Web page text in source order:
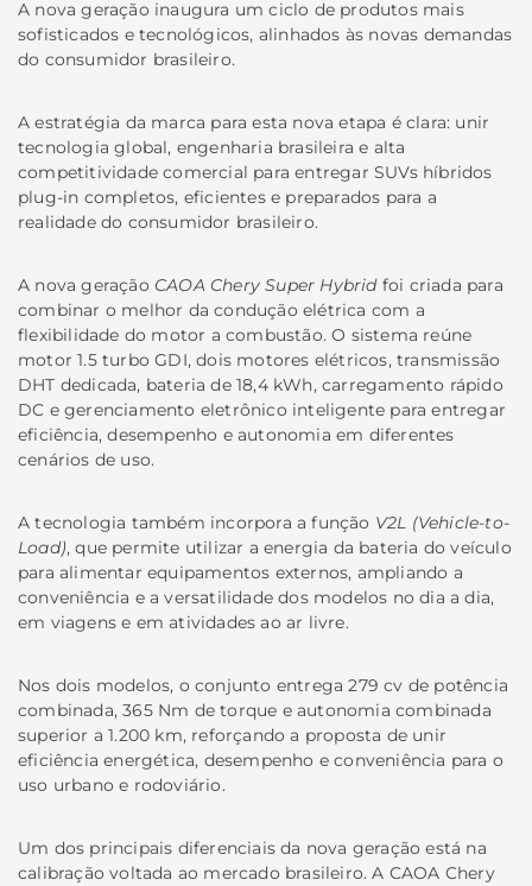
A nova geração inaugura um ciclo de produtos mais
sofisticados e tecnológicos, alinhados às novas demandas
do consumidor brasileiro.
A estratégia da marca para esta nova etapa é clara: unir
tecnologia global, engenharia brasileira e alta
competitividade comercial para entregar SUVs híbridos
plug-in completos, eficientes e preparados para a
realidade do consumidor brasileiro.
A nova geração CAOA Chery Super Hybridfoi criada para
combinar o melhor da condução elétrica com a
flexibilidade do motor a combustão. O sistema reúne
motor 1.5 turbo GDI, dois motores elétricos, transmissão
DHT dedicada, bateria de 18,4 kWh, carregamento rápido
DC e gerenciamento eletrônico inteligente para entregar
eficiência, desempenho e autonomia em diferentes
cenários de uso.
A tecnologia também incorpora a função V2L (Vehicle-to-
Load), que permite utilizar a energia da bateria do veículo
para alimentar equipamentos externos, ampliando a
conveniência e a versatilidade dos modelos no dia a dia,
em viagens e em atividades ao ar livre.
Nos dois modelos, o conjunto entrega 279 cv de potência
combinada, 365 Nm de torque e autonomia combinada
superior a 1.200 km, reforçando a proposta de unir
eficiência energética, desempenho e conveniência para o
uso urbano e rodoviário.
Um dos principais diferenciais da nova geração está na
calibração voltada ao mercado brasileiro. A CAOA Chery